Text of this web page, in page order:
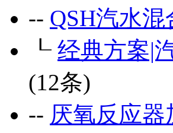
-- QSH汽水
┖ 经典方案|
(12条)
-- 厌氧反应器